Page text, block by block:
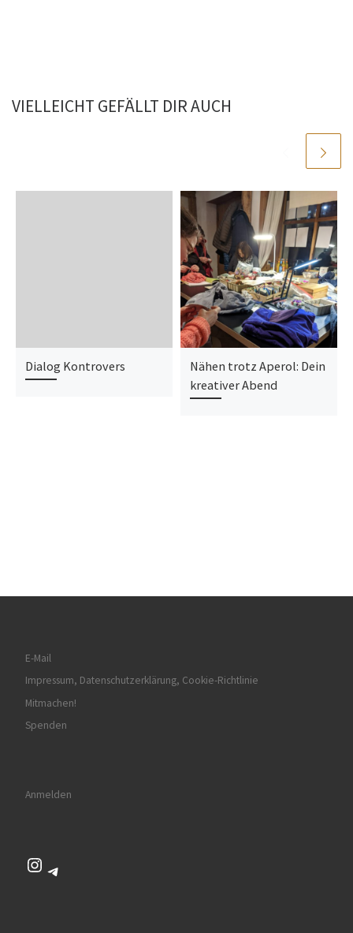
VIELLEICHT GEFÄLLT DIR AUCH
Dialog Kontrovers
Nähen trotz Aperol: Dein
kreativer Abend
E-Mail
Impressum, Datenschutzerklärung, Cookie-Richtlinie
Mitmachen!
Spenden
Anmelden
Instagram
Telegram